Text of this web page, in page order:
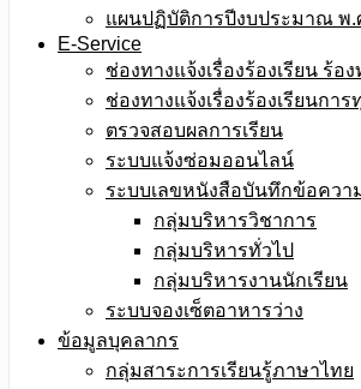
แผนปฏิบัติการปีงบประมาณ พ.
E-Service
ช่องทางแจ้งเรื่องร้องเรียน ร้
ช่องทางแจ้งเรื่องร้องเรียนกา
ตรวจสอบผลการเรียน
ระบบแจ้งซ่อมออนไลน์
ระบบเลขหนังสือบันทึกข้อควา
กลุ่มบริหารวิชาการ
กลุ่มบริหารทั่วไป
กลุ่มบริหารงานนักเรียน
ระบบจองเซ็ตอาหารว่าง
ข้อมูลบุคลากร
กลุ่มสาระการเรียนรู้ภาษาไทย